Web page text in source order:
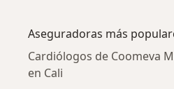
Aseguradoras más
Cardiólogos de Coomeva
en Cali